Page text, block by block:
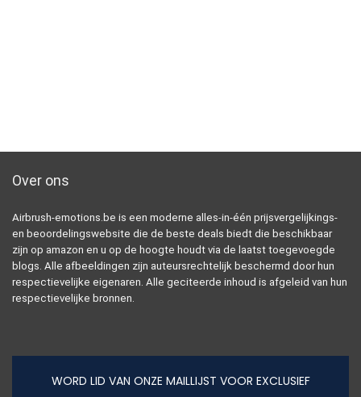
Over ons
Airbrush-emotions.be is een moderne alles-in-één prijsvergelijkings-
en beoordelingswebsite die de beste deals biedt die beschikbaar
zijn op amazon en u op de hoogte houdt via de laatst toegevoegde
blogs. Alle afbeeldingen zijn auteursrechtelijk beschermd door hun
respectievelijke eigenaren. Alle geciteerde inhoud is afgeleid van hun
respectievelijke bronnen.
WORD LID VAN ONZE MAILLIJST VOOR EXCLUSIEF